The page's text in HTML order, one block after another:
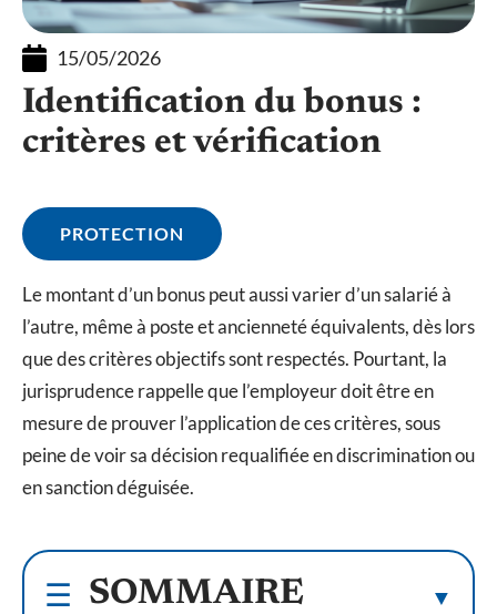
15/05/2026
Identification du bonus :
critères et vérification
PROTECTION
Le montant d’un bonus peut aussi varier d’un salarié à
l’autre, même à poste et ancienneté équivalents, dès lors
que des critères objectifs sont respectés. Pourtant, la
jurisprudence rappelle que l’employeur doit être en
mesure de prouver l’application de ces critères, sous
peine de voir sa décision requalifiée en discrimination ou
en sanction déguisée.
SOMMAIRE